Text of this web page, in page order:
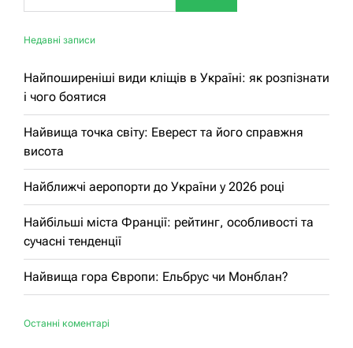
Недавні записи
Найпоширеніші види кліщів в Україні: як розпізнати
і чого боятися
Найвища точка світу: Еверест та його справжня
висота
Найближчі аеропорти до України у 2026 році
Найбільші міста Франції: рейтинг, особливості та
сучасні тенденції
Найвища гора Європи: Ельбрус чи Монблан?
Останні коментарі